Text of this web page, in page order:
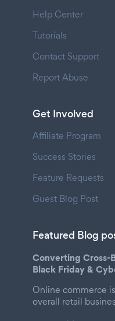
Help Center
Tutorials
Contact Support
Report Abuse
Get Involved
Affiliate Program
Success Stories
Feature Requests
Guest Blog Post
Featured Blog
Converting Cross-
Black Friday &
Online commerce
overall retail